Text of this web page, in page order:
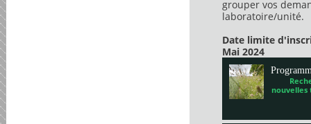
grouper vos
laboratoire/unité.
Date limite
Mai 2024
nouvelles